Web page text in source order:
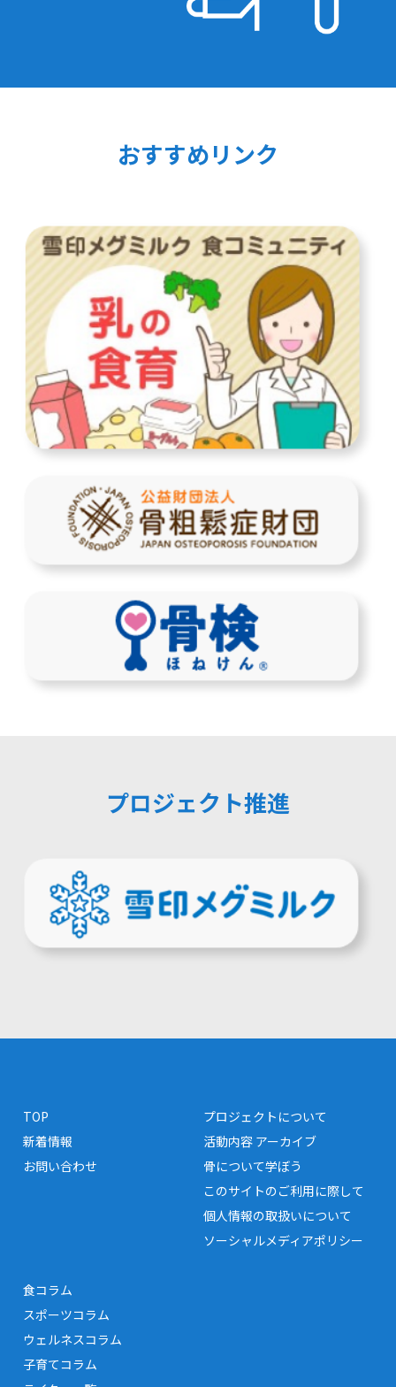
おすすめリンク
プロジェクト推進
TOP
新着情報
お問い合わせ
プロジェクトについて
活動内容 アーカイブ
骨について学ぼう
このサイトのご利用に際して
個人情報の取扱いについて
ソーシャルメディアポリシー
食コラム
スポーツコラム
ウェルネスコラム
子育てコラム